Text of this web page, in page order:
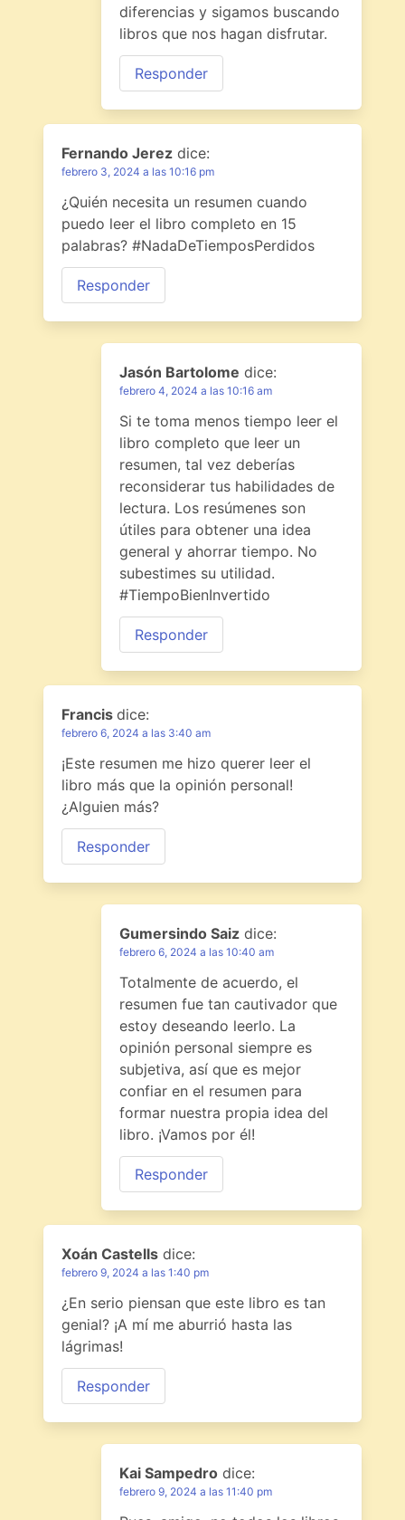
diferencias y sigamos buscando
libros que nos hagan disfrutar.
Responder
Fernando Jerez dice:
febrero 3, 2024 a las 10:16 pm
¿Quién necesita un resumen cuando
puedo leer el libro completo en 15
palabras? #NadaDeTiemposPerdidos
Responder
Jasón Bartolome dice:
febrero 4, 2024 a las 10:16 am
Si te toma menos tiempo leer el
libro completo que leer un
resumen, tal vez deberías
reconsiderar tus habilidades de
lectura. Los resúmenes son
útiles para obtener una idea
general y ahorrar tiempo. No
subestimes su utilidad.
#TiempoBienInvertido
Responder
Francis dice:
febrero 6, 2024 a las 3:40 am
¡Este resumen me hizo querer leer el
libro más que la opinión personal!
¿Alguien más?
Responder
Gumersindo Saiz dice:
febrero 6, 2024 a las 10:40 am
Totalmente de acuerdo, el
resumen fue tan cautivador que
estoy deseando leerlo. La
opinión personal siempre es
subjetiva, así que es mejor
confiar en el resumen para
formar nuestra propia idea del
libro. ¡Vamos por él!
Responder
Xoán Castells dice:
febrero 9, 2024 a las 1:40 pm
¿En serio piensan que este libro es tan
genial? ¡A mí me aburrió hasta las
lágrimas!
Responder
Kai Sampedro dice:
febrero 9, 2024 a las 11:40 pm